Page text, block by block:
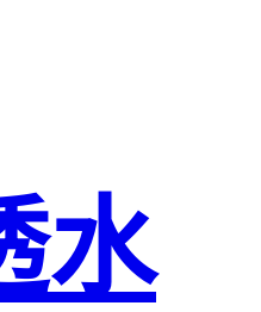
水